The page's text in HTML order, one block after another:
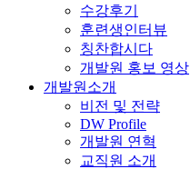
수강후기
훈련생인터뷰
칭찬합시다
개발원 홍보 영상
개발원소개
비전 및 전략
DW Profile
개발원 연혁
교직원 소개